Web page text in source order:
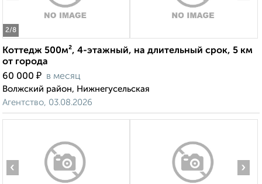
2/8
Коттедж 500м², 4-этажный, на длительный срок, 5 км
от города
60 000 ₽ в месяц
Волжский район, Нижнегусельская
Агентство, 03.08.2026
‹ ›